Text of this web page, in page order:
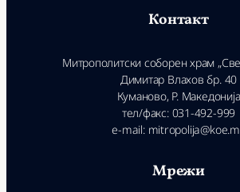
Контакт
Митрополитски соборен храм
Димитар Влахов бр. 40
Куманово, Р. Македонија
тел/факс: 031-492-999
e-mail:
Мрежи